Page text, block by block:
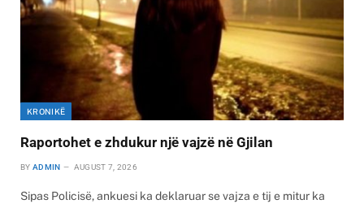
KRONIKË
Raportohet e zhdukur një vajzë në Gjilan
BY ADMIN AUGUST 7, 2026
Sipas Policisë, ankuesi ka deklaruar se vajza e tij e mitur ka